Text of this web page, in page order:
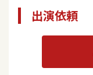
出演依頼